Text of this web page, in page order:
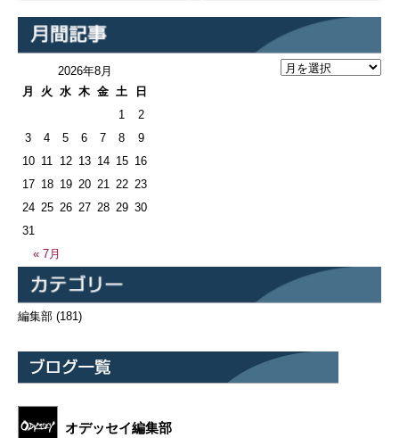
2026年8月
月
火 水 木 金 土 日
« 7月
1
2
3
4 5 6 7 8
9
10 11 12 13 14 15 16
17 18 19 20 21 22 23
24 25 26 27 28 29 30
31
編集部 (181)
オデッセイ編集部